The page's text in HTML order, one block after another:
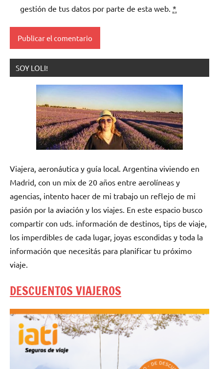
gestión de tus datos por parte de esta web. *
SOY LOLI!
Viajera, aeronáutica y guía local. Argentina viviendo en
Madrid, con un mix de 20 años entre aerolíneas y
agencias, intento hacer de mi trabajo un reflejo de mi
pasión por la aviación y los viajes. En este espacio busco
compartir con uds. información de destinos, tips de viaje,
los imperdibles de cada lugar, joyas escondidas y toda la
información que necesitás para planificar tu próximo
viaje.
DESCUENTOS VIAJEROS